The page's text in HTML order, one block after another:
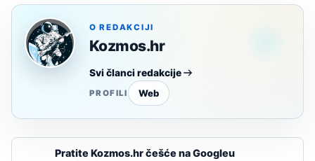
O REDAKCIJI
Kozmos.hr
Svi članci redakcije
PROFILI Web
Pratite Kozmos.hr češće na Googleu